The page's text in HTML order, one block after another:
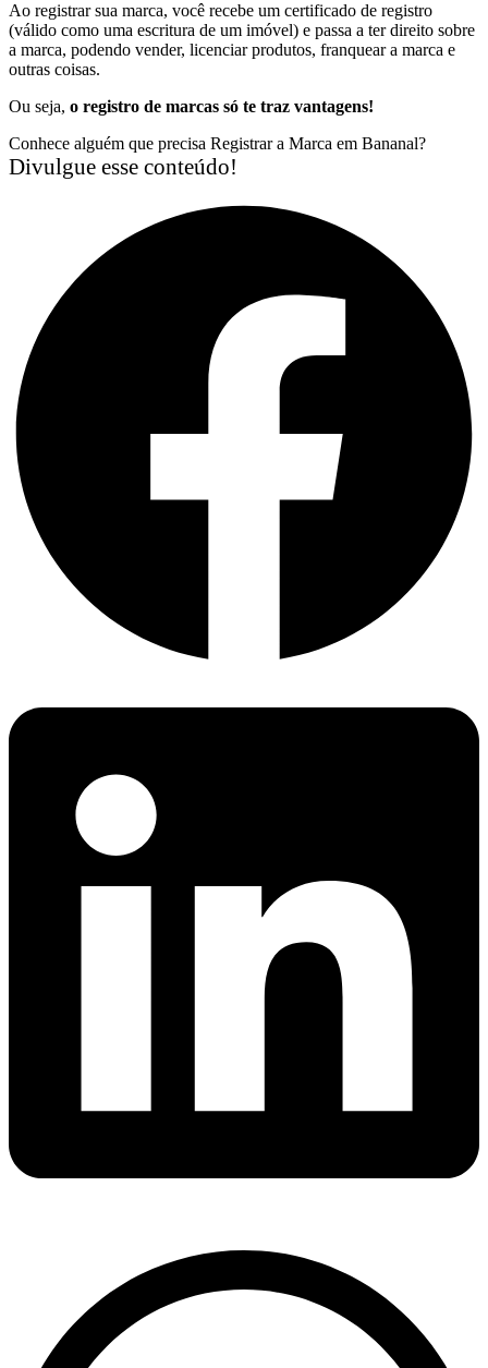
Ao registrar sua marca, você recebe um certificado de registro
(válido como uma escritura de um imóvel) e passa a ter direito sobre
a marca, podendo vender, licenciar produtos, franquear a marca e
outras coisas.
Ou seja, o registro de marcas só te traz vantagens!
Conhece alguém que precisa Registrar a Marca em Bananal?
Divulgue esse conteúdo!